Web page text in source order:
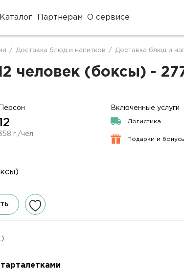
Каталог Партнерам О сервисе
/ Доставка блюд и напитков / Доставка блюд и
человек (боксы) -
Персон
г./чел.
Включенные услуги
Логистика
Подарки и